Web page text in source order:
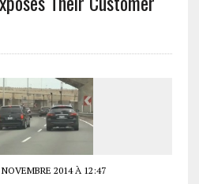
2014 À 12:47